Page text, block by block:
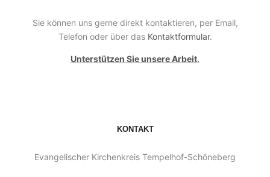
Sie können uns gerne direkt kontaktieren, per Email,
Telefon oder über das Kontaktformular.
Unterstützen Sie unsere Arbeit.
KONTAKT
Evangelischer Kirchenkreis Tempelhof-Schöneberg